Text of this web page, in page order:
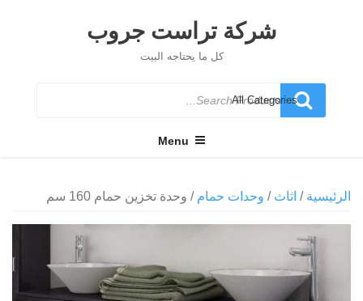
شركة تراست جروب
كل ما يحتاجه البيت
Search
for
Menu
الرئيسية / اثاث / وحدات حمام / وحدة تخزين حمام 160 سم